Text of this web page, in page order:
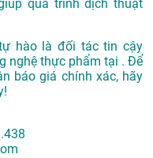
quá trình dịch thuật
hào là đối tác tin cậy
nghệ thực phẩm tại . Để
báo giá chính xác, hãy